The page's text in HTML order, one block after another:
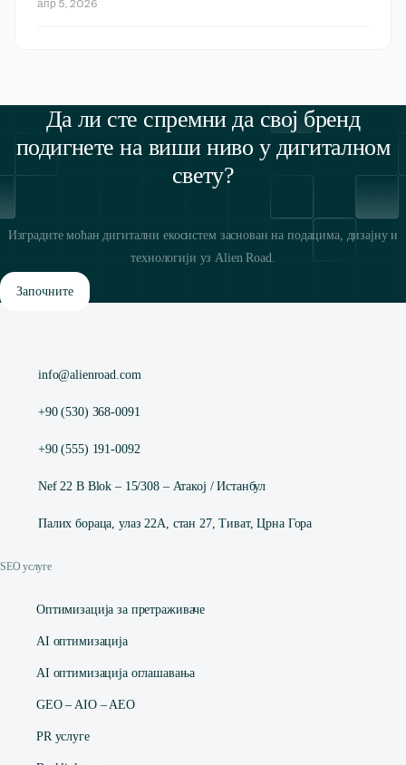
апр 5, 2026
Да ли сте спремни да свој бренд
подигнете на виши ниво у дигиталном
свету?
Изградите моћан дигитални екосистем заснован на подацима, дизајну и
технологији уз Alien Road.
Започните
info@alienroad.com
+90 (530) 368-0091
+90 (555) 191-0092
Nef 22 B Blok – 15/308 – Атакој / Истанбул
Палих бораца, улаз 22А, стан 27, Тиват, Црна Гора
SEO услуге
Оптимизација за претраживаче
AI оптимизација
AI оптимизација оглашавања
GEO – AIO – AEO
PR услуге